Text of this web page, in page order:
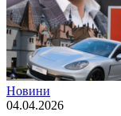
Новини
04.04.2026